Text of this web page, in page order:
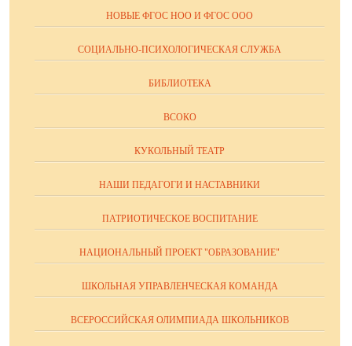
НОВЫЕ ФГОС НОО И ФГОС ООО
СОЦИАЛЬНО-ПСИХОЛОГИЧЕСКАЯ СЛУЖБА
БИБЛИОТЕКА
ВСОКО
КУКОЛЬНЫЙ ТЕАТР
НАШИ ПЕДАГОГИ И НАСТАВНИКИ
ПАТРИОТИЧЕСКОЕ ВОСПИТАНИЕ
НАЦИОНАЛЬНЫЙ ПРОЕКТ "ОБРАЗОВАНИЕ"
ШКОЛЬНАЯ УПРАВЛЕНЧЕСКАЯ КОМАНДА
ВСЕРОССИЙСКАЯ ОЛИМПИАДА ШКОЛЬНИКОВ